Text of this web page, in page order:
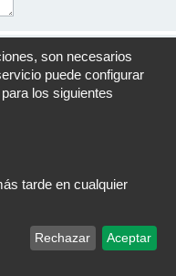
Todos los horarios son
son necesarios
puede configurar
los siguientes
tarde en cualquier
Rechazar Aceptar